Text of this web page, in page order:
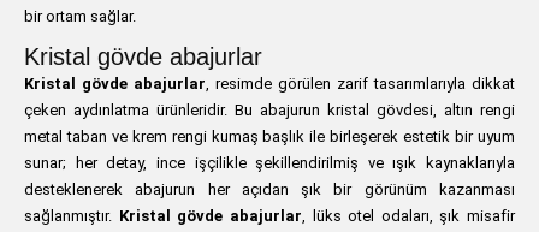
bir ortam sağlar.
Kristal gövde abajurlar
Kristal gövde abajurlar, resimde görülen zarif tasarımlarıyla dikkat
çeken aydınlatma ürünleridir. Bu abajurun kristal gövdesi, altın rengi
metal taban ve krem rengi kumaş başlık ile birleşerek estetik bir uyum
sunar; her detay, ince işçilikle şekillendirilmiş ve ışık kaynaklarıyla
desteklenerek abajurun her açıdan şık bir görünüm kazanması
sağlanmıştır. Kristal gövde abajurlar, lüks otel odaları, şık misafir